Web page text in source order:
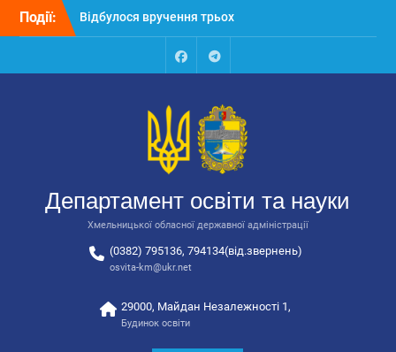
Перейти
Події:
Відбулося засідання
колегії Департаменту
освіти та науки обласної
державної адміністрації
відповідальних за
національно-патріотичне
автобусів для потреб
закладів освіти
FacebookTalegram
Департамент освіти та науки
Хмельницької обласної державної адміністрації
(0382) 795136, 794134(від.звернень)
osvita-km@ukr.net
29000, Майдан Незалежності 1,
Будинок освіти